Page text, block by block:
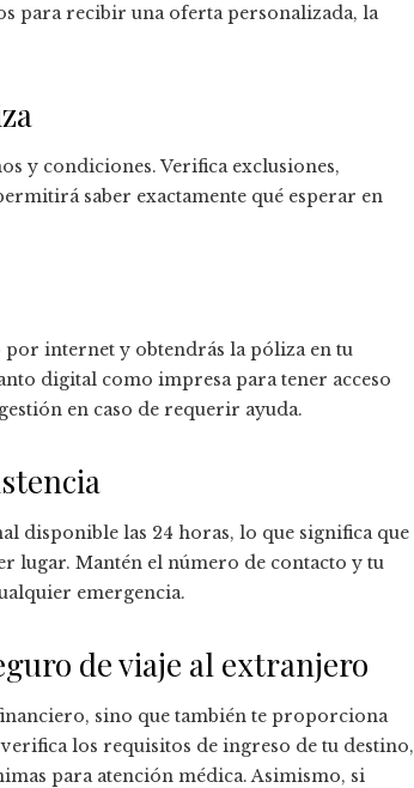
para recibir una oferta personalizada, la
y condiciones. Verifica exclusiones,
saber exactamente qué esperar en
internet y obtendrás la póliza en tu
digital como impresa para tener acceso
en caso de requerir ayuda.
disponible las 24 horas, lo que significa que
lugar. Mantén el número de contacto y tu
emergencia.
de viaje al extranjero
sino que también te proporciona
los requisitos de ingreso de tu destino,
para atención médica. Asimismo, si